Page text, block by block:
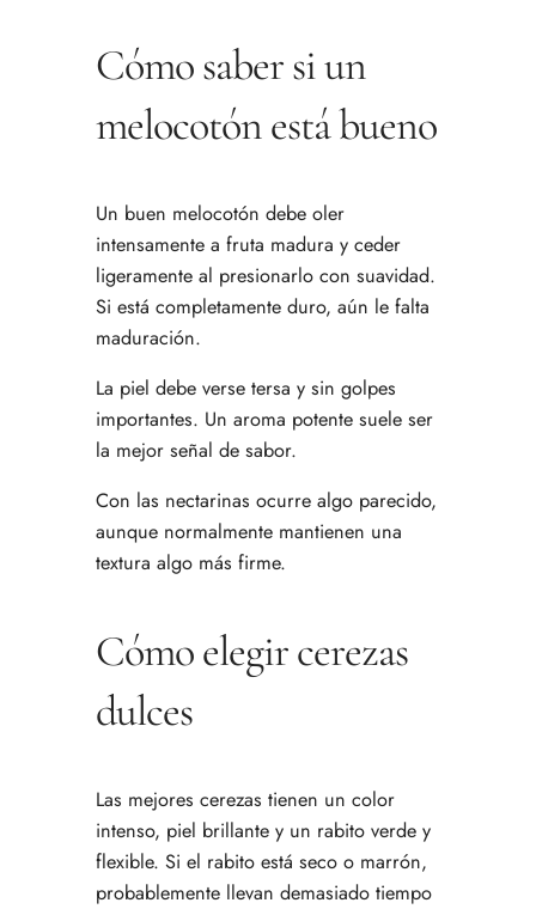
Cómo saber si un
melocotón está bueno
Un buen melocotón debe oler
intensamente a fruta madura y ceder
ligeramente al presionarlo con suavidad.
Si está completamente duro, aún le falta
maduración.
La piel debe verse tersa y sin golpes
importantes. Un aroma potente suele ser
la mejor señal de sabor.
Con las nectarinas ocurre algo parecido,
aunque normalmente mantienen una
textura algo más firme.
Cómo elegir cerezas
dulces
Las mejores cerezas tienen un color
intenso, piel brillante y un rabito verde y
flexible. Si el rabito está seco o marrón,
probablemente llevan demasiado tiempo